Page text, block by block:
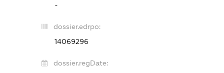
-
dossier.edrpo:
14069296
dossier.regDate: